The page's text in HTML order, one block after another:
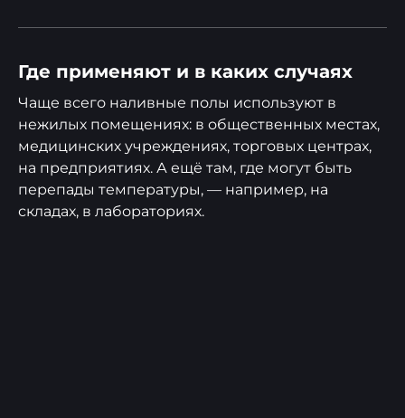
Где применяют и в каких случаях
Чаще всего наливные полы используют в
нежилых помещениях: в общественных местах,
медицинских учреждениях, торговых центрах,
на предприятиях. А ещё там, где могут быть
перепады температуры, — например, на
складах, в лабораториях.